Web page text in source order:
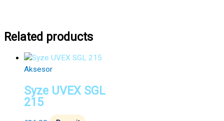
Related products
Aksesor
Syze UVEX SGL
215